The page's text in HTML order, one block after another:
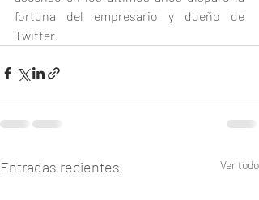
fortuna del empresario y dueño de
Twitter.
Entradas recientes Ver todo